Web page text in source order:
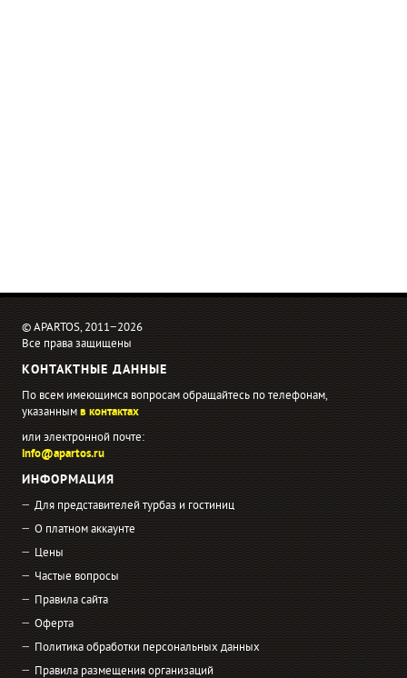
© APARTOS, 2011−2026
Все права защищены
КОНТАКТНЫЕ ДАННЫЕ
По всем имеющимся вопросам обращайтесь по телефонам,
указаннымв контактах
или электронной почте:
info@apartos.ru
ИНФОРМАЦИЯ
Для представителей турбаз и гостиниц
О платном аккаунте
Цены
Частые вопросы
Правила сайта
Оферта
Политика обработки персональных данных
Правила размещения организаций